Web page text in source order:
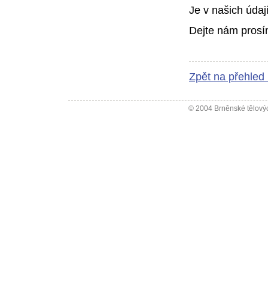
Je v našich
Dejte nám
Zpět na přehled
© 2004 Brněnské